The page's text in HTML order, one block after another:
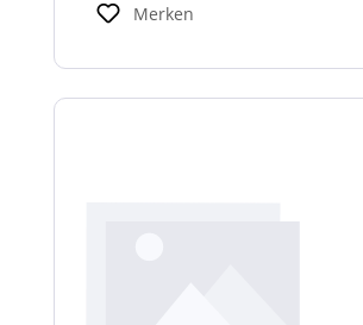
Merken